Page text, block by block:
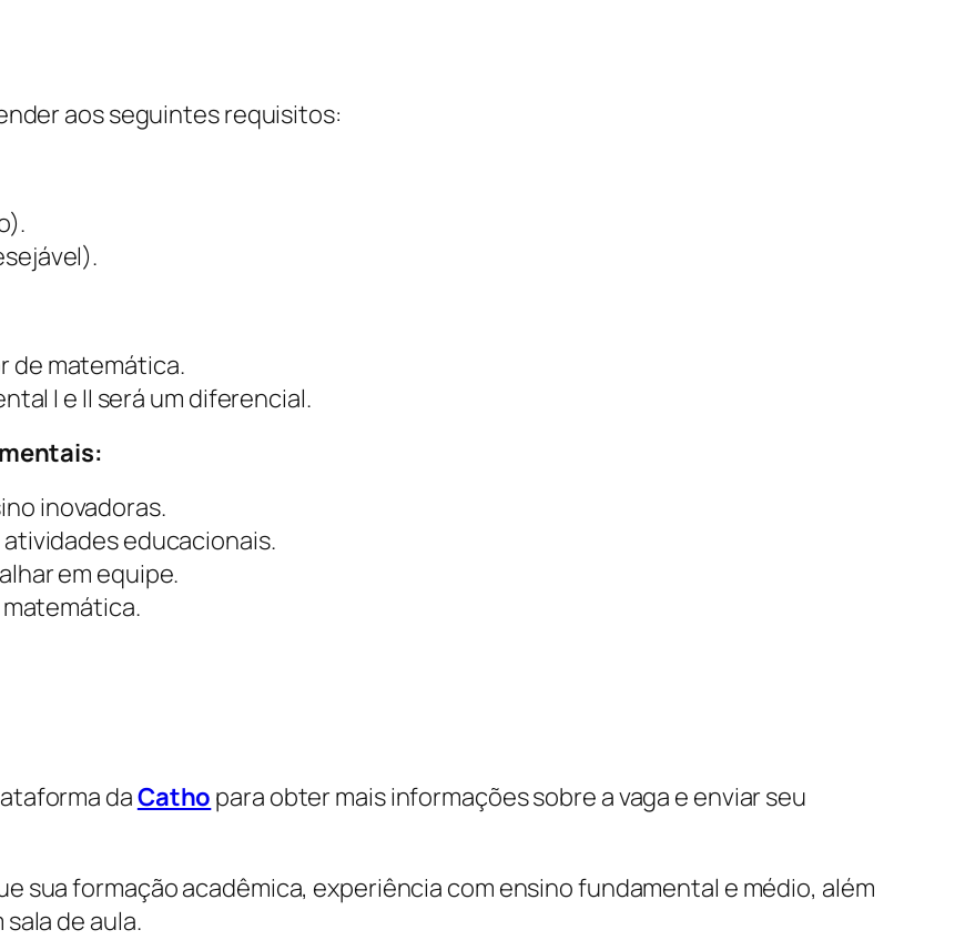
aos seguintes requisitos:
de matemática.
I e II será um diferencial.
inovadoras.
educacionais.
em equipe.
daCatho para obter mais informações sobre a vaga e enviar seu
sua formação acadêmica, experiência com ensino fundamental e médio, além
de aula.